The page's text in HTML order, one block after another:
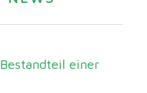
einer